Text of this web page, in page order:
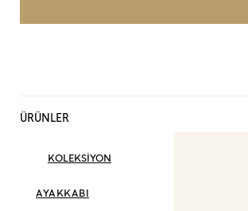
ÜRÜNLER
KOLEKSİYON
AYAKKABI